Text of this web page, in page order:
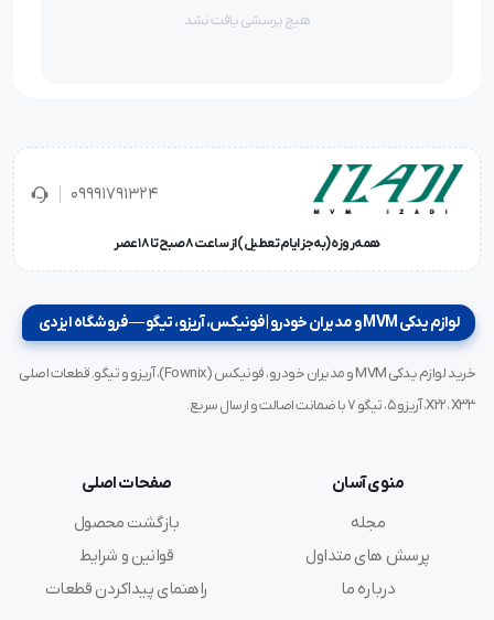
هیچ پرسشی یافت نشد
09991791324
همه‌روزه (به‌جز ایام تعطیل) از ساعت ۸ صبح تا ۱۸ عصر
لوازم یدکی MVM و مدیران خودرو | فونیکس، آریزو، تیگو — فروشگاه ایزدی
خرید لوازم یدکی MVM و مدیران خودرو، فونیکس (Fownix)، آریزو و تیگو. قطعات اصلی
X22، X33، آریزو ۵، تیگو ۷ با ضمانت اصالت و ارسال سریع.
منوی آسان
مجله
پرسش های متداول
درباره ما
صفحات اصلی
بازگشت محصول
قوانین و شرایط
راهنمای پیداکردن قطعات